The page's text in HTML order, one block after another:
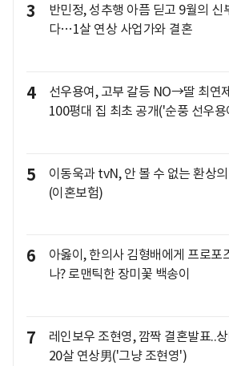
3
반민정, 성추행 아픔 딛고 9월의 신
다…1살 연상 사업가와 결혼
4
선우용여, 고부 갈등 NO→딸 최연
100평대 집 최초 공개('순풍 선우
5
이동욱과 tvN, 안 볼 수 없는 환상
(이혼보험)
6
아옳이, 한의사 김형배에게 프로포
나? 로맨틱한 장미꽃 백송이
7
레인보우 조현영, 깜짝 결혼발표..
20살 연상男('그냥 조현영')